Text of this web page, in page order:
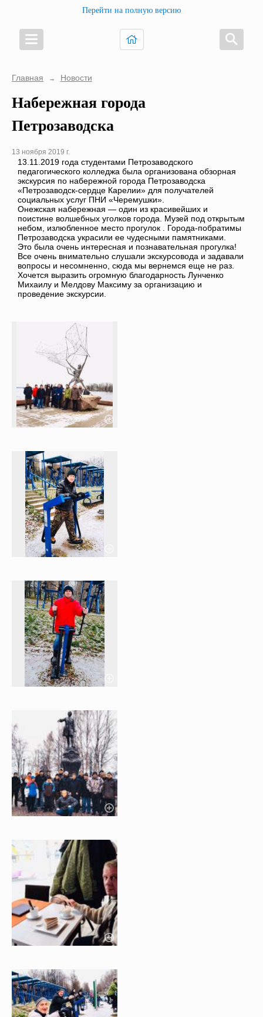
Перейти на полную версию
Главная → Новости
Набережная города
Петрозаводска
13 ноября 2019 г.
13.11.2019 года студентами Петрозаводского
педагогического колледжа была организована обзорная
экскурсия по набережной города Петрозаводска
«Петрозаводск-сердце Карелии» для получателей
социальных услуг ПНИ «Черемушки».
Онежская набережная — один из красивейших и
поистине волшебных уголков города. Музей под открытым
небом, излюбленное место прогулок . Города-побратимы
Петрозаводска украсили ее чудесными памятниками.
Это была очень интересная и познавательная прогулка!
Все очень внимательно слушали экскурсовода и задавали
вопросы и несомненно, сюда мы вернемся еще не раз.
Хочется выразить огромную благодарность Лунченко
Михаилу и Мелдову Максиму за организацию и
проведение экскурсии.